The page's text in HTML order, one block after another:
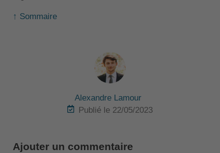
↑ Sommaire
Alexandre Lamour
Publié le 22/05/2023
Ajouter un commentaire